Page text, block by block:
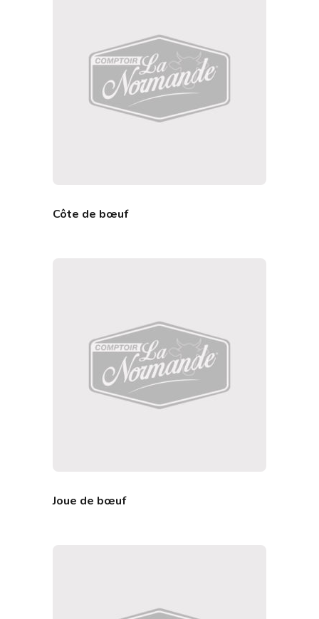
Côte de bœuf
Joue de bœuf